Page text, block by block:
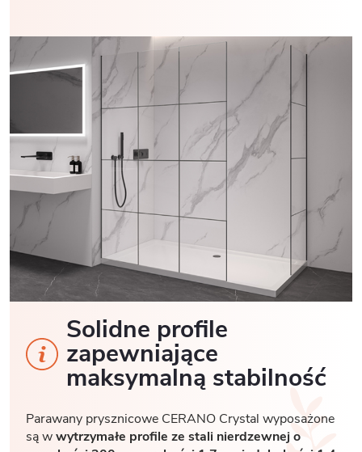
Solidne profile
zapewniające
maksymalną stabilność
Parawany prysznicowe CERANO Crystal wyposażone
są wwytrzymałe profile ze stali nierdzewnej o